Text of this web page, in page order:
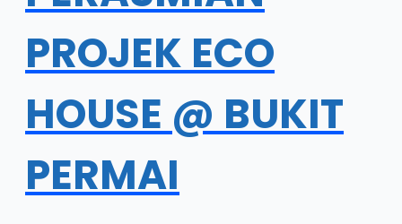
PROJEK ECO
HOUSE @ BUKIT
PERMAI